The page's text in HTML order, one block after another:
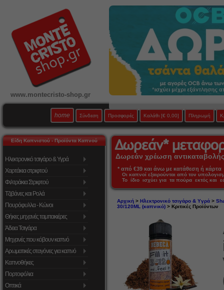
www.montecristo-shop.gr
home Σύνδεση Προσφορές Καλάθι [€ 0,00] Πληρωμή
Είδη Καπνιστού - Προϊόντα Καπνού
Ηλεκτρονικό τσιγάρο & Υγρά
Χαρτάκια στριφτού
Φιλτράκια Στριφτού
Τζιβάνες και Ρολά
Πουρόφυλλα - Κώνοι
Θήκες μηχανές ταμπακιέρες
Άδεια Τσιγάρα
Μηχανές που κόβουν καπνό
Αρωματικές σταγόνες για καπνό
Καπνοθήκες
Πορτοφόλια
Οπτικά
Δωρεάν χρέωση
* από €39 και άνω με κατάθεση ή
Οι καπνοί εξαιρούνται από τον
Το ίδιο ισχύει για τα πούρα εκτός και
Αρχική> Ηλεκτρονικό τσιγάρο & Υγρά>
30/120ML (καπνικό)> Κριτικές Προϊόντων